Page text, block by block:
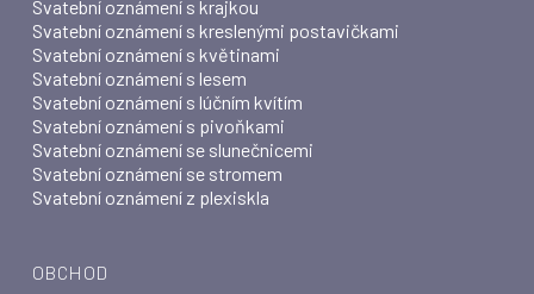
Svatební oznámení s krajkou
Svatební oznámení s kreslenými postavičkami
Svatební oznámení s květinami
Svatební oznámení s lesem
Svatební oznámení s lúčním kvítím
Svatební oznámení s pivoňkami
Svatební oznámení se slunečnicemi
Svatební oznámení se stromem
Svatební oznámení z plexiskla
OBCHOD